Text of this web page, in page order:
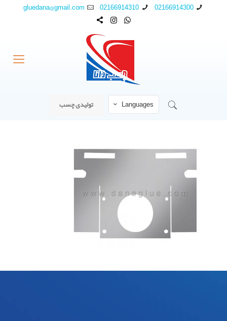
02166914300
02166914310
gluedana@gmail.com
Languages تولیدی چسب